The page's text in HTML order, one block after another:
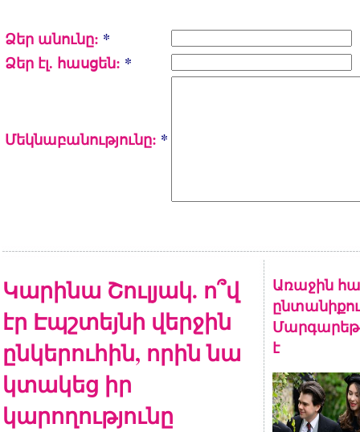
Ձեր անունը: *
Ձեր էլ. հասցեն: *
Մեկնաբանությունը: *
Կարինա Շուլյակ. ո՞վ
էր Էպշտեյնի վերջին
ընկերուհին, որին նա
կտակեց իր
կարողությունը
Առաջին
է